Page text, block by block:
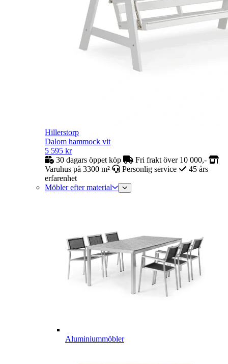
Hillerstorp
Dalom hammock vit
5 595 kr
30 dagars öppet köp
Fri frakt över 10 000,-
Varuhus på 3300 m²
Personlig service
45 års
erfarenhet
Möbler efter material
Aluminiummöbler